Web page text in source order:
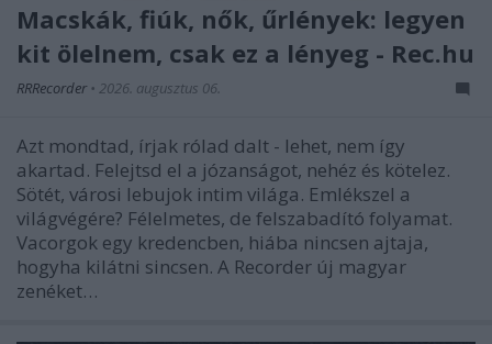
Macskák, fiúk, nők, űrlények: legyen
kit ölelnem, csak ez a lényeg - Rec.hu
RRRecorder • 2026. augusztus 06.
Azt mondtad, írjak rólad dalt - lehet, nem így
akartad. Felejtsd el a józanságot, nehéz és kötelez.
Sötét, városi lebujok intim világa. Emlékszel a
világvégére? Félelmetes, de felszabadító folyamat.
Vacorgok egy kredencben, hiába nincsen ajtaja,
hogyha kilátni sincsen. A Recorder új magyar
zenéket…